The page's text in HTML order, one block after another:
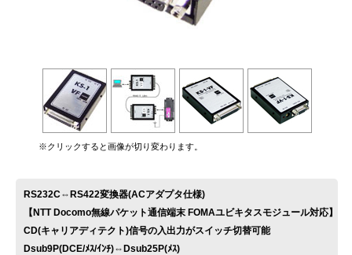
※クリックすると画像が切り変わります。
RS232C⇔RS422変換器(ACアダプタ仕様)
【NTT Docomo無線パケット通信端末 FOMAユビキタスモジュール対応】
CD(キャリアディテクト)信号の入出力がスイッチ切替可能
Dsub9P(DCE/ﾒｽ/ｲﾝﾁ)⇔Dsub25P(ﾒｽ)